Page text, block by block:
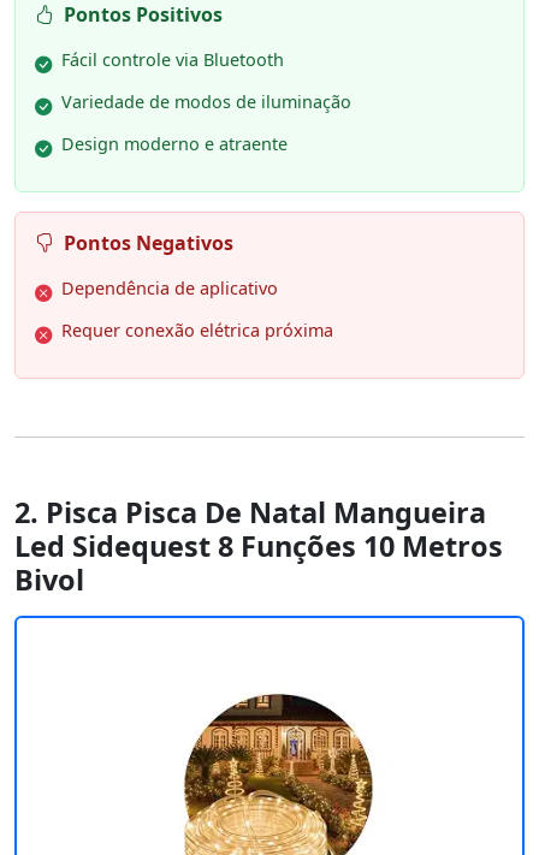
Pontos Positivos
Fácil controle via Bluetooth
Variedade de modos de iluminação
Design moderno e atraente
Pontos Negativos
Dependência de aplicativo
Requer conexão elétrica próxima
2. Pisca Pisca De Natal Mangueira
Led Sidequest 8 Funções 10 Metros
Bivol